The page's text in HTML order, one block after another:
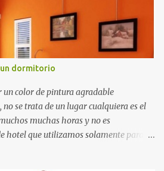
dormitorio
color de pintura agradable
se trata de un lugar cualquiera es el
muchas horas y no es
hotel que utilizamos solamente para